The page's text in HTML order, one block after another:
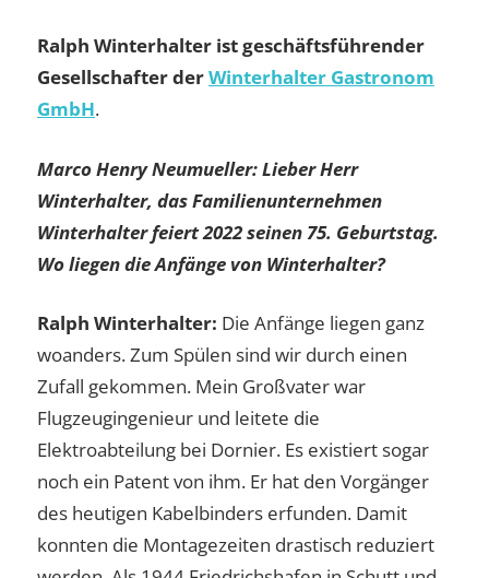
Ralph Winterhalter ist geschäftsführender
Gesellschafter derWinterhalter Gastronom
GmbH.
Marco Henry Neumueller: Lieber Herr
Winterhalter, das Familienunternehmen
Winterhalter feiert 2022 seinen 75. Geburtstag.
Wo liegen die Anfänge von Winterhalter?
Ralph Winterhalter: Die Anfänge liegen ganz
woanders. Zum Spülen sind wir durch einen
Zufall gekommen. Mein Großvater war
Flugzeugingenieur und leitete die
Elektroabteilung bei Dornier. Es existiert sogar
noch ein Patent von ihm. Er hat den Vorgänger
des heutigen Kabelbinders erfunden. Damit
konnten die Montagezeiten drastisch reduziert